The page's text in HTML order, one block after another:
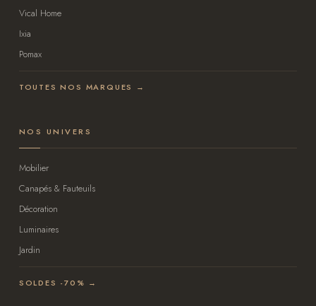
Vical Home
Ixia
Pomax
TOUTES NOS MARQUES →
NOS UNIVERS
Mobilier
Canapés & Fauteuils
Décoration
Luminaires
Jardin
SOLDES -70% →